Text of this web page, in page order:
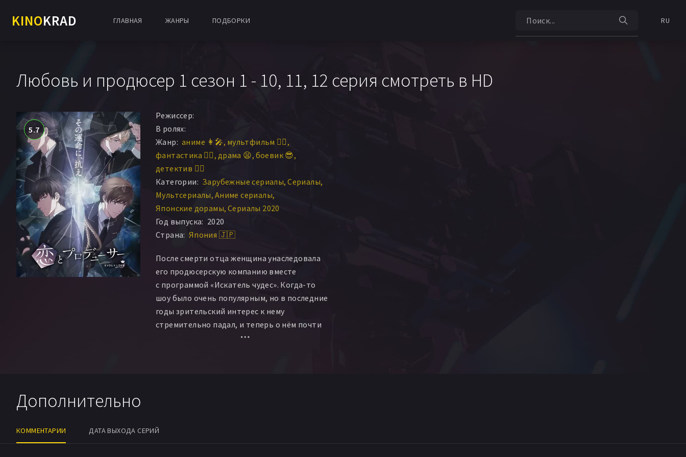
KINOKRAD ГЛАВНАЯ ЖАНРЫ ПОДБОРКИ RU
Любовь и продюсер 1 сезон 1 - 10, 11, 12 серия смотреть в HD
5.7
Режиссер:
В ролях:
Жанр: аниме 👩‍🎤 мультфильм 🧚‍♀️
фантастика 🧙‍♀️ драма 😫 боевик 😎
детектив 🕵️‍♂️
Категории: Зарубежные сериалы Сериалы
Мультсериалы Аниме сериалы
Японские дорамы Сериалы 2020
Год выпуска: 2020
Страна: Япония 🇯🇵
После смерти отца женщина унаследовала
его продюсерскую компанию вместе
с программой «Искатель чудес». Когда-то
шоу было очень популярным, но в последние
годы зрительский интерес к нему
стремительно падал, и теперь о нём почти
забыли. Пытаясь спасти передачу
Дополнительно
КОММЕНТАРИИ ДАТА ВЫХОДА СЕРИЙ